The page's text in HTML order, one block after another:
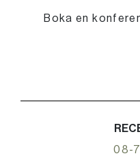
Boka en
08-